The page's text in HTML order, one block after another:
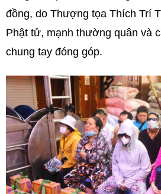
đồng, do Thượng tọa Thích Trí
Phật tử, mạnh thường quân và
chung tay đóng góp.